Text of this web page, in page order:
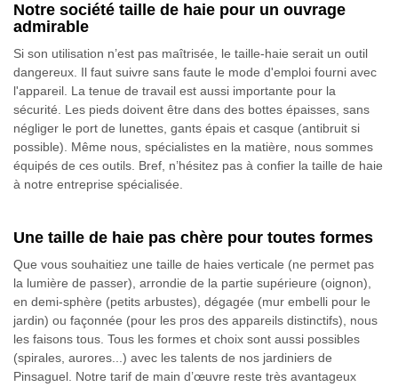
Notre société taille de haie pour un ouvrage
admirable
Si son utilisation n’est pas maîtrisée, le taille-haie serait un outil
dangereux. Il faut suivre sans faute le mode d'emploi fourni avec
l'appareil. La tenue de travail est aussi importante pour la
sécurité. Les pieds doivent être dans des bottes épaisses, sans
négliger le port de lunettes, gants épais et casque (antibruit si
possible). Même nous, spécialistes en la matière, nous sommes
équipés de ces outils. Bref, n’hésitez pas à confier la taille de haie
à notre entreprise spécialisée.
Une taille de haie pas chère pour toutes formes
Que vous souhaitiez une taille de haies verticale (ne permet pas
la lumière de passer), arrondie de la partie supérieure (oignon),
en demi-sphère (petits arbustes), dégagée (mur embelli pour le
jardin) ou façonnée (pour les pros des appareils distinctifs), nous
les faisons tous. Tous les formes et choix sont aussi possibles
(spirales, aurores...) avec les talents de nos jardiniers de
Pinsaguel. Notre tarif de main d’œuvre reste très avantageux